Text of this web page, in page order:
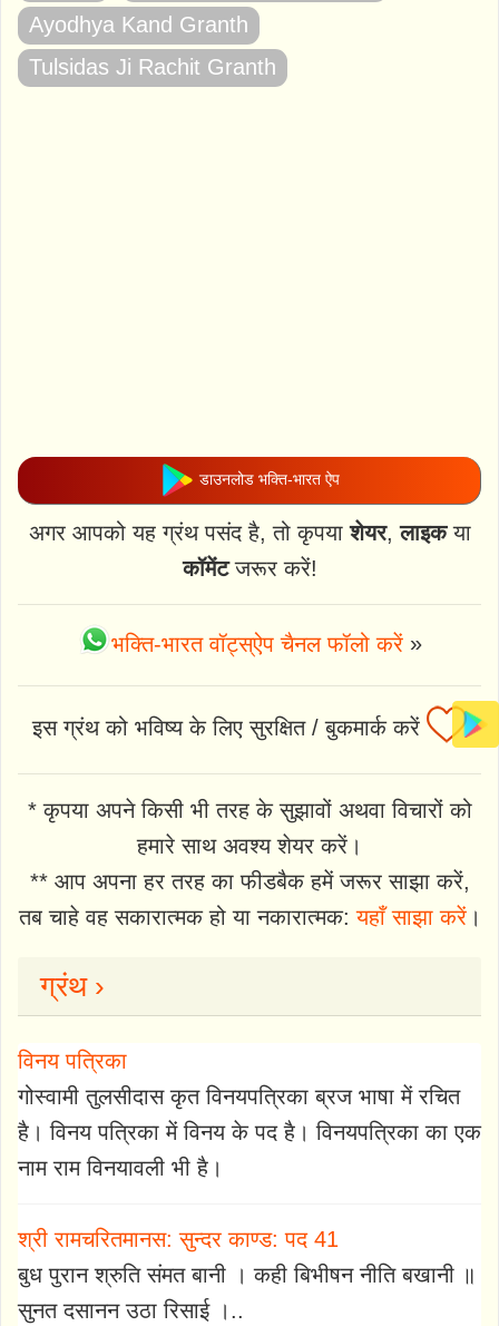
Ayodhya Kand Granth
Tulsidas Ji Rachit Granth
डाउनलोड भक्ति-भारत ऐप
अगर आपको यह ग्रंथ पसंद है, तो कृपयाशेयर,लाइकया
कॉमेंटजरूर करें!
भक्ति-भारत वॉट्स्ऐप चैनल फॉलो करें»
इस ग्रंथ को भविष्य के लिए सुरक्षित / बुकमार्क करें
* कृपया अपने किसी भी तरह के सुझावों अथवा विचारों को
हमारे साथ अवश्य शेयर करें।
** आप अपना हर तरह का फीडबैक हमें जरूर साझा करें,
तब चाहे वह सकारात्मक हो या नकारात्मक:यहाँ साझा करें।
ग्रंथ ›
विनय पत्रिका
गोस्वामी तुलसीदास कृत विनयपत्रिका ब्रज भाषा में रचित
है। विनय पत्रिका में विनय के पद है। विनयपत्रिका का एक
नाम राम विनयावली भी है।
श्री रामचरितमानस: सुन्दर काण्ड: पद 41
बुध पुरान श्रुति संमत बानी । कही बिभीषन नीति बखानी ॥
सुनत दसानन उठा रिसाई ।..